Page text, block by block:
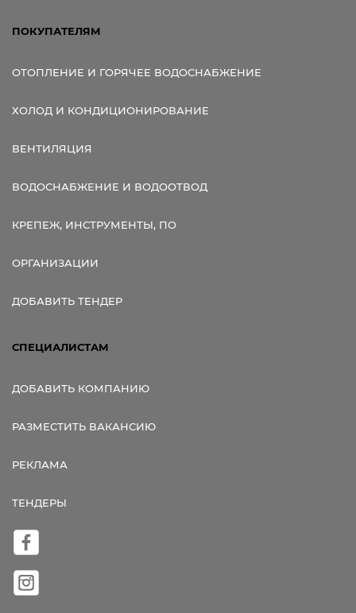
ПОКУПАТЕЛЯМ
ОТОПЛЕНИЕ И ГОРЯЧЕЕ ВОДОСНАБЖЕНИЕ
ХОЛОД И КОНДИЦИОНИРОВАНИЕ
ВЕНТИЛЯЦИЯ
ВОДОСНАБЖЕНИЕ И ВОДООТВОД
КРЕПЕЖ, ИНСТРУМЕНТЫ, ПО
ОРГАНИЗАЦИИ
ДОБАВИТЬ ТЕНДЕР
СПЕЦИАЛИСТАМ
ДОБАВИТЬ КОМПАНИЮ
РАЗМЕСТИТЬ ВАКАНСИЮ
РЕКЛАМА
ТЕНДЕРЫ